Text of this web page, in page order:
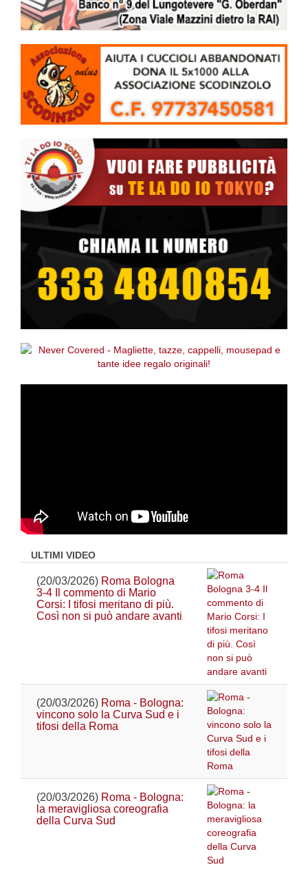
ULTIMI VIDEO
(20/03/2026) Roma Bologna
3-4 Il commento di Mario
Corsi: I tifosi meritano di più.
Così non si può andare avanti
(20/03/2026) Roma - Bologna:
vincono solo la Curva Sud e i
tifosi della Roma
(20/03/2026) Roma - Bologna:
la meravigliosa coreografia
della Curva Sud